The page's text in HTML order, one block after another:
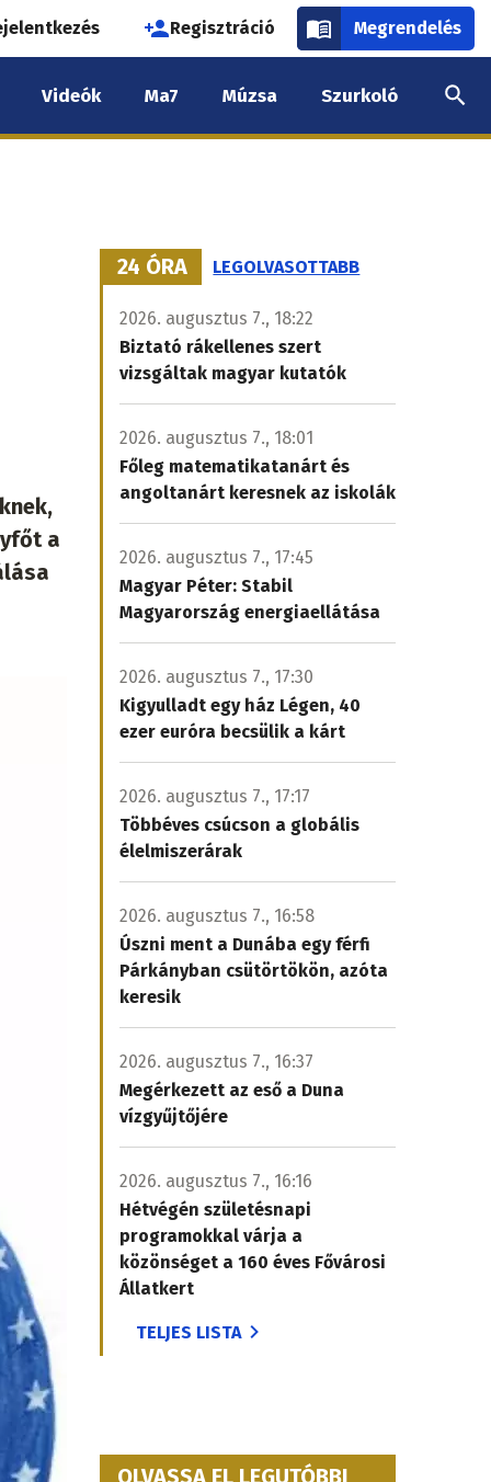
Regisztráció Megrendelés
Videók Ma7 Múzsa Szurkoló
a
24 ÓRA LEGOLVASOTTABB
2026. augusztus 7., 18:22
Biztató rákellenes szert
vizsgáltak magyar kutatók
2026. augusztus 7., 18:01
Főleg matematikatanárt és
angoltanárt keresnek az iskolák
2026. augusztus 7., 17:45
Magyar Péter: Stabil
Magyarország energiaellátása
2026. augusztus 7., 17:30
Kigyulladt egy ház Légen, 40
ezer euróra becsülik a kárt
2026. augusztus 7., 17:17
Többéves csúcson a globális
élelmiszerárak
2026. augusztus 7., 16:58
Úszni ment a Dunába egy férfi
Párkányban csütörtökön, azóta
keresik
2026. augusztus 7., 16:37
Megérkezett az eső a Duna
vízgyűjtőjére
2026. augusztus 7., 16:16
Hétvégén születésnapi
programokkal várja a
közönséget a 160 éves Fővárosi
Állatkert
TELJES LISTA
OLVASSA EL LEGUTÓBBI